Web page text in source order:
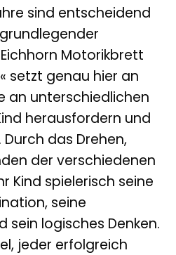
sind entscheidend
Motorikbrett
setzt genau hier an
an unterschiedlichen
herausfordern und
das Drehen,
der verschiedenen
Kind spielerisch seine
seine
sein logisches Denken.
jeder erfolgreich